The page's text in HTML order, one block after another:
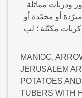
ودرنات مماثلة
مبرّدة أو مجمّدة أو
مكتّلة ؛ لب
MANIOC,
JERUSALEM
POTATOES
TUBERS WITH